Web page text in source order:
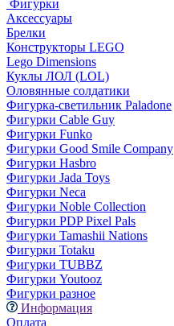
Фигурки
Аксессуары
Брелки
Конструкторы LEGO
Lego Dimensions
Куклы ЛОЛ (LOL)
Оловянные солдатики
Фигурка-светильник Paladone
Фигурки Cable Guy
Фигурки Funko
Фигурки Good Smile Company
Фигурки Hasbro
Фигурки Jada Toys
Фигурки Neca
Фигурки Noble Collection
Фигурки PDP Pixel Pals
Фигурки Tamashii Nations
Фигурки Totaku
Фигурки TUBBZ
Фигурки Youtooz
Фигурки разное
Информация
Оплата